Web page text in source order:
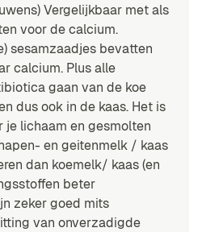
Vergelijkbaar met als
voor de calcium.
sesamzaadjes bevatten
calcium. Plus alle
gaan van de koe
dus ook in de kaas. Het is
lichaam en gesmolten
en geitenmelk / kaas
dan koemelk/ kaas (en
beter
zeker goed mits
van onverzadigde